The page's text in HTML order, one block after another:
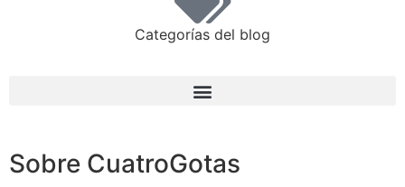
Categorías del blog
Sobre CuatroGotas